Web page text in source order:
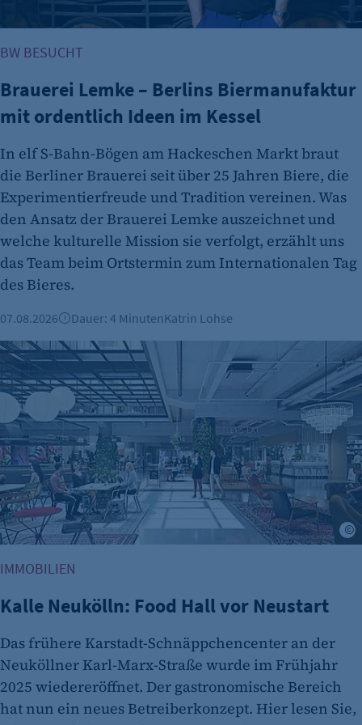
Name:
CMS TYPO3
Zweck:
Benutzer-Sessions (z. B. bei Login, Umfrage
oder Formularen). Wird auch bei Caching zur
Identifizierung verwendet.
Cookie Laufzeit:
Session
cookie_consent
Zweck:
Dieser Cookie speichert die ausgewählten
Einverständnis-Optionen des Benutzers
Cookie Laufzeit:
1 Jahr
etracker Analytics
Name:
Anbieter:
etracker GmbH
BW BESUCHT
Brauerei Lemke – Berlins Biermanufaktur
mit ordentlich Ideen im Kessel
In elf S-Bahn-Bögen am Hackeschen Markt braut
die Berliner Brauerei seit über 25 Jahren Biere, die
Experimentierfreude und Tradition vereinen. Was
den Ansatz der Brauerei Lemke auszeichnet und
welche kulturelle Mission sie verfolgt, erzählt uns
das Team beim Ortstermin zum Internationalen Tag
des Bieres.
07.08.2026 Dauer: 4 MinutenKatrin Lohse
Kalle Neukölln: Food Hall vor Neustart
IMMOBILIEN
Kalle Neukölln: Food Hall vor Neustart
Das frühere Karstadt-Schnäppchencenter an der
Neuköllner Karl-Marx-Straße wurde im Frühjahr
2025 wiedereröffnet. Der gastronomische Bereich
hat nun ein neues Betreiberkonzept. Hier lesen Sie,